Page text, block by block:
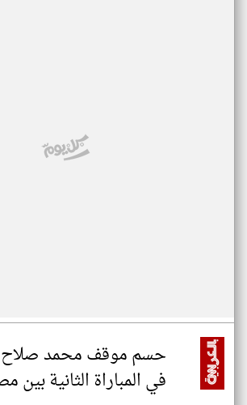
حسم موقف محمد صلاح
في المباراة الثانية بين